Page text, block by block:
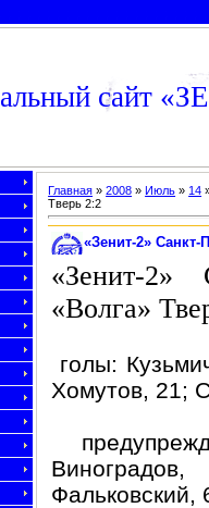
сайт
Главная »2008 » Июль » 14
Тверь 2:2
«Зенит-2» Санкт-
«Зенит-2»
«Волга»
голы:
Хомутов, 21;
Фальковский,